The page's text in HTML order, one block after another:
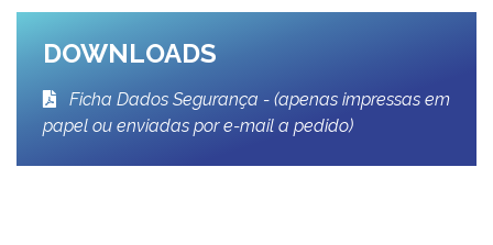
DOWNLOADS
Ficha Dados Segurança - (apenas impressas em
papel ou enviadas por e-mail a pedido)